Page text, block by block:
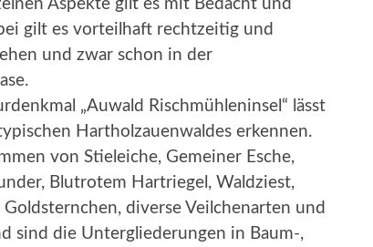
Aspekte gilt es mit Bedacht und
gilt es vorteilhaft rechtzeitig und
und zwar schon in der
„Auwald Rischmühleninsel“ lässt
Hartholzauenwaldes erkennen.
von Stieleiche, Gemeiner Esche,
Blutrotem Hartriegel, Waldziest,
diverse Veilchenarten und
sind die Untergliederungen in Baum-,